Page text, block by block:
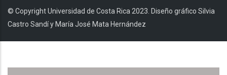
© Copyright Universidad de Costa Rica 2023. Diseño gráfico Silvia
Castro Sandí y María José Mata Hernández